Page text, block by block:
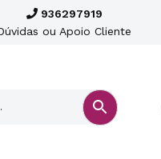
936297919
ou Apoio Cliente